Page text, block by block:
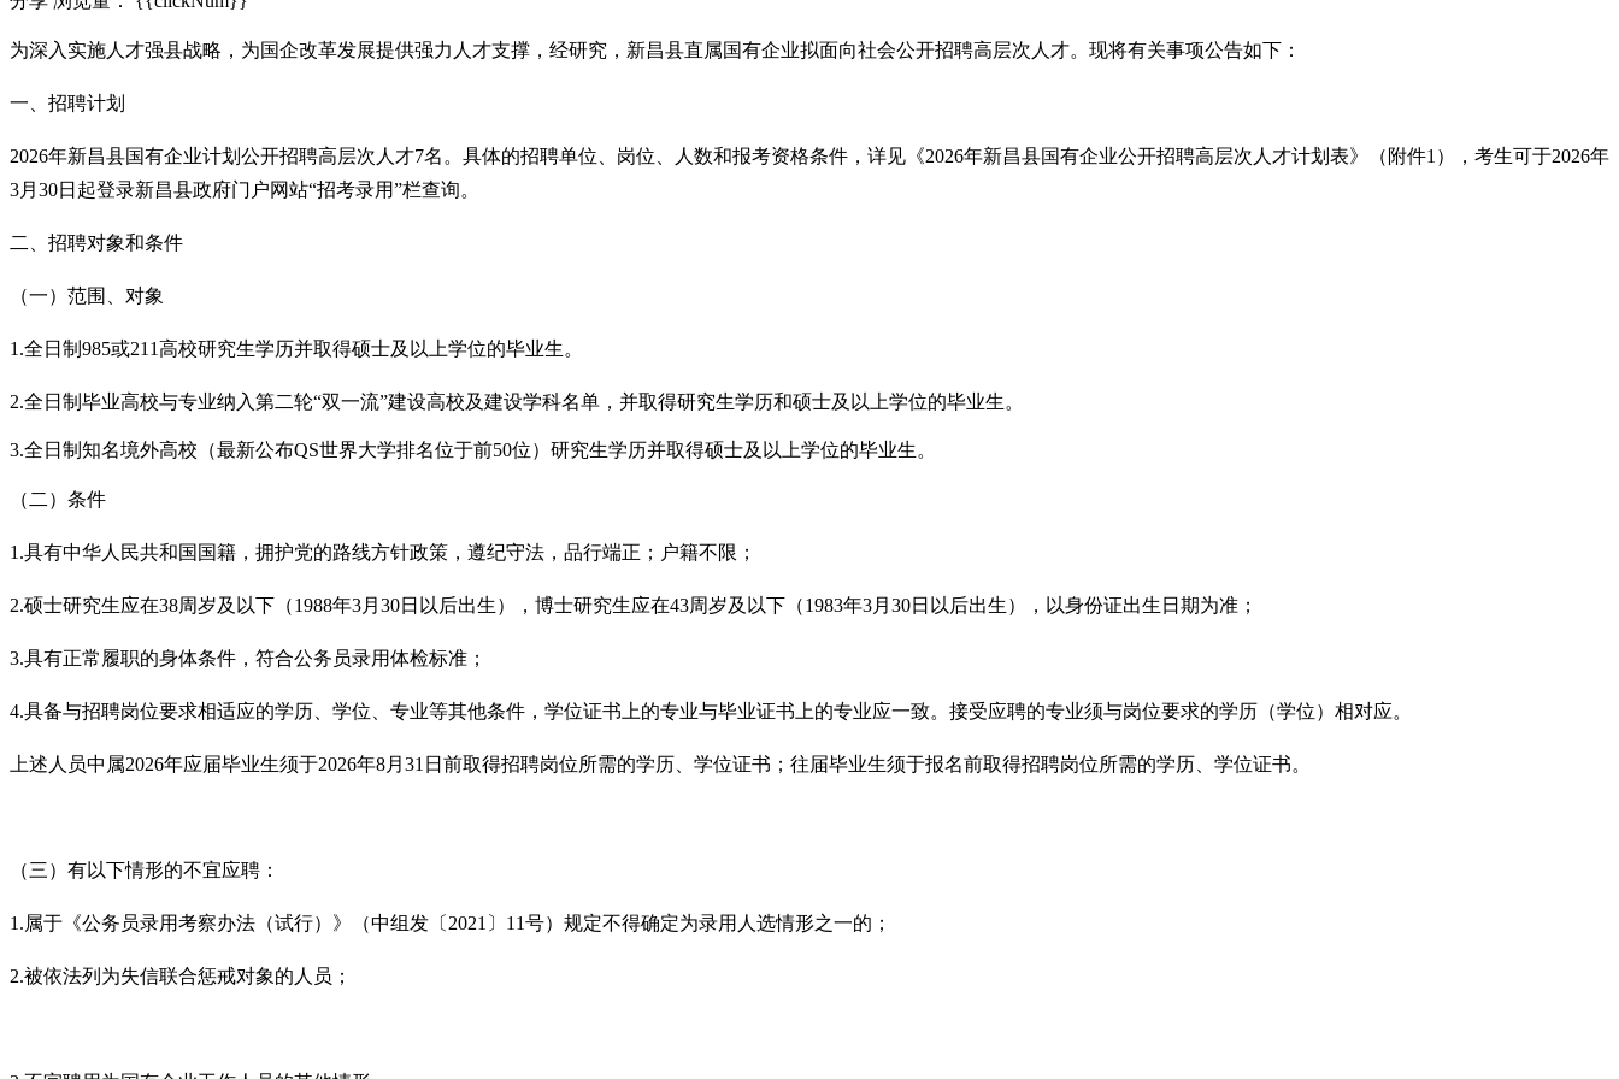
为深入实施人才强县战略，为国企改革发展提供强力人才支撑，经研究，新昌县直属国有企业拟面向社会公开招聘高层次人才。现将有关事项公告如下：
一、招聘计划
2026年新昌县国有企业计划公开招聘高层次人才7名。具体的招聘单位、岗位、人数和报考资格条件，详见《2026年新昌县国有企业公开招聘高层次人才计划表》（附件1），考生可于2026年
3月30日起登录新昌县政府门户网站“招考录用”栏查询。
二、招聘对象和条件
（一）范围、对象
1.全日制985或211高校研究生学历并取得硕士及以上学位的毕业生。
2.全日制毕业高校与专业纳入第二轮“双一流”建设高校及建设学科名单，并取得研究生学历和硕士及以上学位的毕业生。
3.全日制知名境外高校（最新公布QS世界大学排名位于前50位）研究生学历并取得硕士及以上学位的毕业生。
（二）条件
1.具有中华人民共和国国籍，拥护党的路线方针政策，遵纪守法，品行端正；户籍不限；
2.硕士研究生应在38周岁及以下（1988年3月30日以后出生），博士研究生应在43周岁及以下（1983年3月30日以后出生），以身份证出生日期为准；
3.具有正常履职的身体条件，符合公务员录用体检标准；
4.具备与招聘岗位要求相适应的学历、学位、专业等其他条件，学位证书上的专业与毕业证书上的专业应一致。接受应聘的专业须与岗位要求的学历（学位）相对应。
上述人员中属2026年应届毕业生须于2026年8月31日前取得招聘岗位所需的学历、学位证书；往届毕业生须于报名前取得招聘岗位所需的学历、学位证书。
（三）有以下情形的不宜应聘：
1.属于《公务员录用考察办法（试行）》（中组发〔2021〕11号）规定不得确定为录用人选情形之一的；
2.被依法列为失信联合惩戒对象的人员；